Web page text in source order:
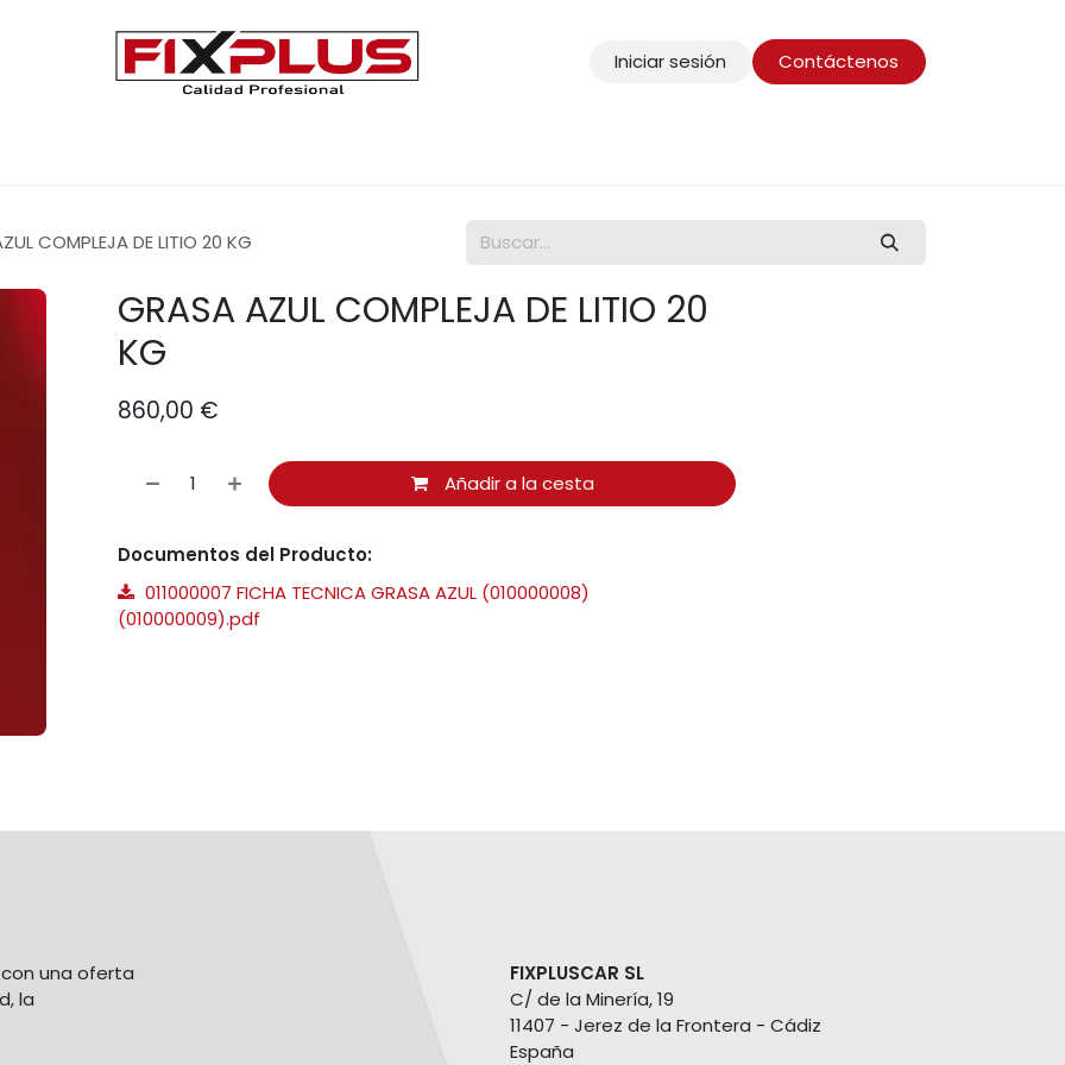
Iniciar sesión Contáctenos
COMPLEJA DE LITIO 20 KG
GRASA AZUL COMPLEJA DE LITIO 20
KG
860,00 €
Añadir a la cesta
Documentos del Producto:
011000007 FICHA TECNICA GRASA AZUL (010000008)
(010000009).pdf
una oferta
la
FIXPLUSCAR SL
C/ de la Minería, 19
11407 - Jerez de la Frontera - Cádiz
España